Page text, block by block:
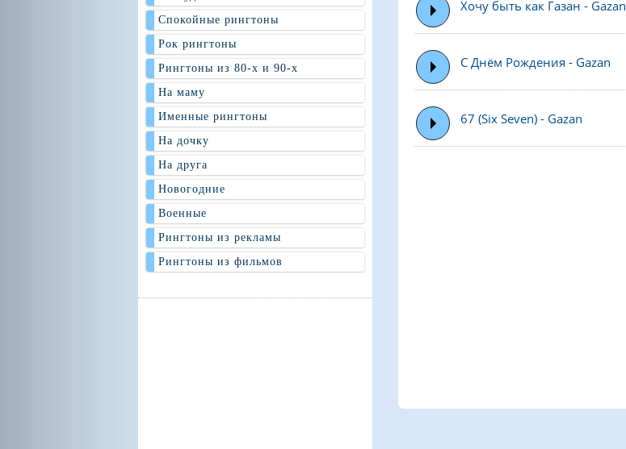
Хочу быть как Газан - Gazan
С Днём Рождения - Gazan
67 (Six Seven) - Gazan
Спокойные рингтоны
Рок рингтоны
Рингтоны из 80-х и 90-х
На маму
Именные рингтоны
На дочку
На друга
Новогодние
Военные
Рингтоны из рекламы
Рингтоны из фильмов